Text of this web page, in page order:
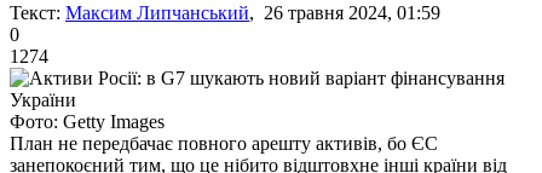
Текст: Максим Липчанський, 26 травня 2024, 01:59
0
1274
Фото: Getty Images
План не передбачає повного арешту активів, бо ЄС
занепокоєний тим, що це нібито відштовхне інші країни від